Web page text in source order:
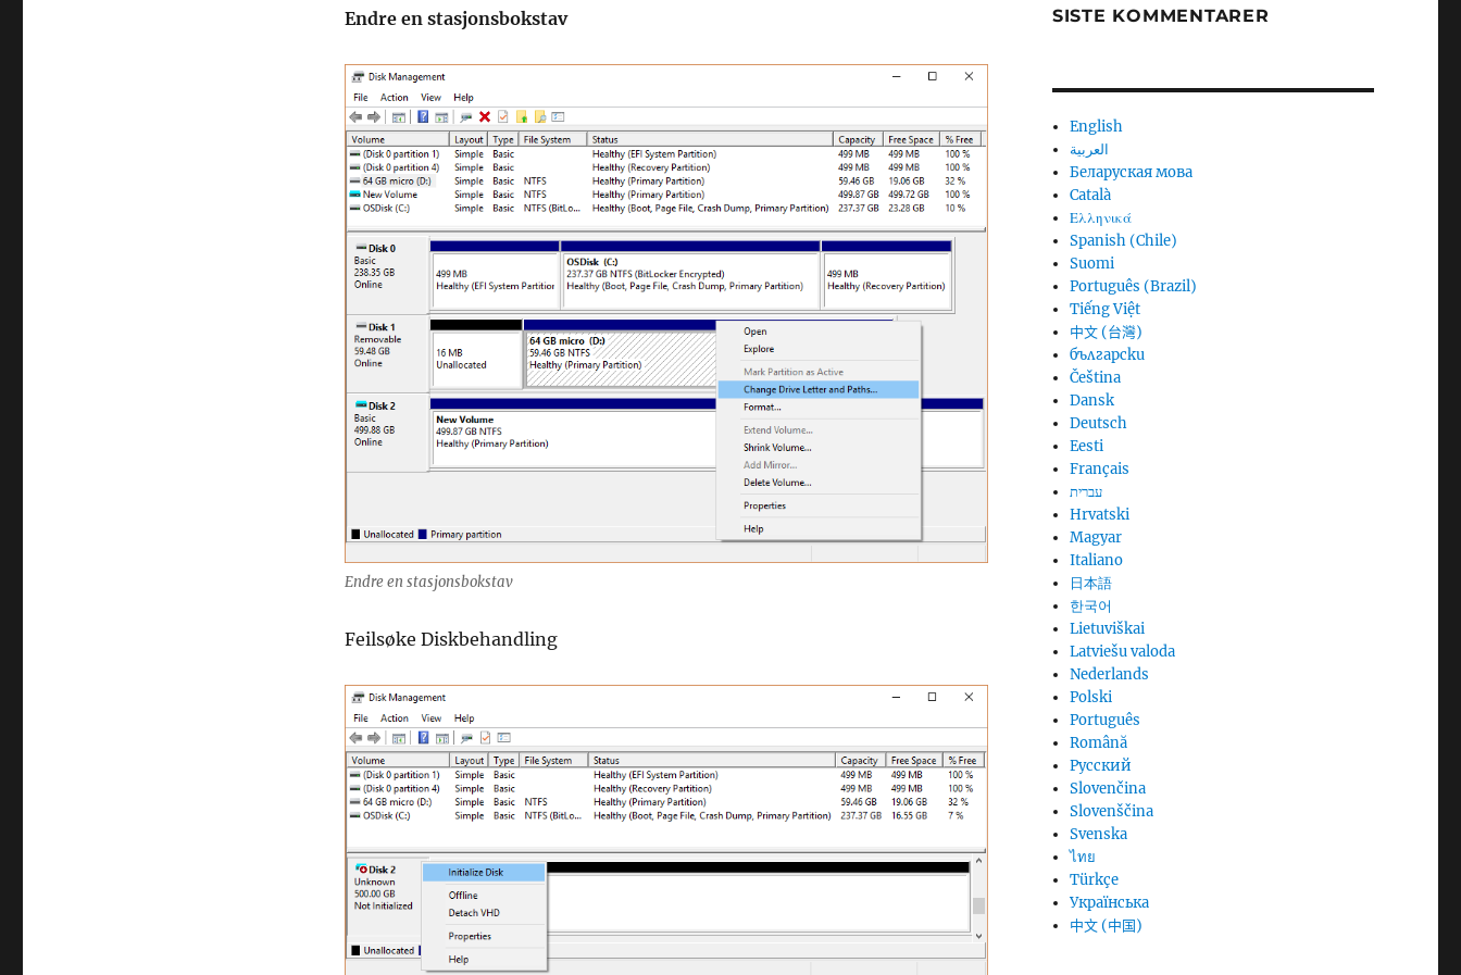
Endre en stasjonsbokstav
Endre en stasjonsbokstav
Feilsøke Diskbehandling
SISTE KOMMENTARER
English
العربية
Беларуская мова
Català
Ελληνικά
Spanish (Chile)
Suomi
Português (Brazil)
Tiếng Việt
中文 (台灣)
български
Čeština
Dansk
Deutsch
Eesti
Français
עברית
Hrvatski
Magyar
Italiano
日本語
한국어
Lietuviškai
Latviešu valoda
Nederlands
Polski
Português
Română
Русский
Slovenčina
Slovenščina
Svenska
ไทย
Türkçe
Українська
中文 (中国)